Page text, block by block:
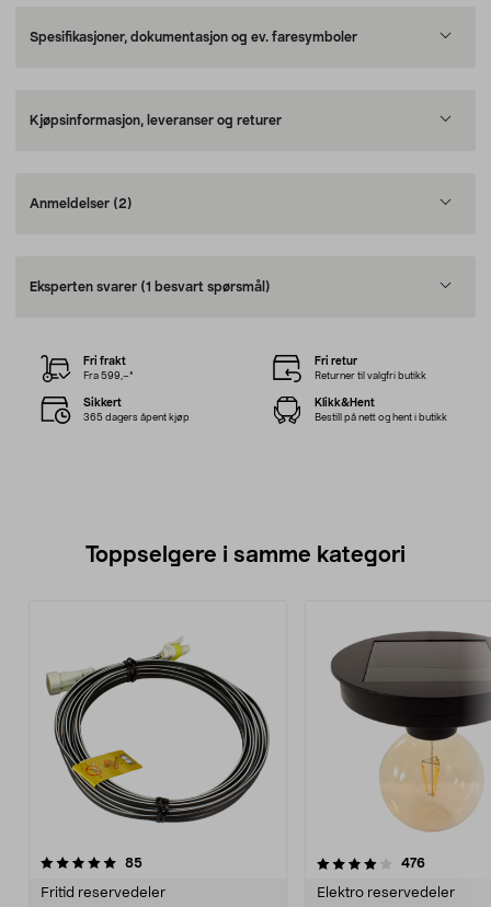
Spesifikasjoner, dokumentasjon og ev. faresymboler
Kjøpsinformasjon, leveranser og returer
Anmeldelser (2)
Eksperten svarer (1 besvart spørsmål)
Fri frakt
Fra 599,–*
Fri retur
Returner til valgfri butikk
Sikkert
365 dagers åpent kjøp
Klikk&Hent
Bestill på nett og hent i butikk
Toppselgere i samme kategori
85anmeldelser
Fritid reservedeler
4.0 av 5 stjerner 476
Elektro reservedeler
4.5 av 5 stjerner